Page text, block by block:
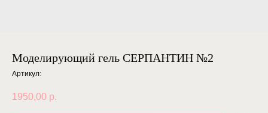
Моделирующий гель СЕРПАНТИН №2
Артикул:
1950,00 р.